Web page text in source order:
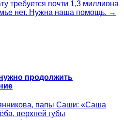
требуется почти 1,3 миллиона
нет. Нужна наша помощь. →
продолжить
папы Саши: «Саша
верхней губы